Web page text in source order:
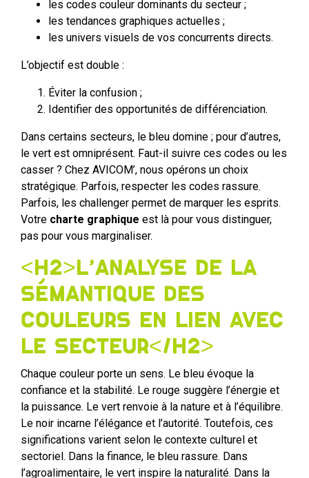
les codes couleur dominants du secteur ;
les tendances graphiques actuelles ;
les univers visuels de vos concurrents directs.
L’objectif est double :
Éviter la confusion ;
Identifier des opportunités de différenciation.
Dans certains secteurs, le bleu domine ; pour d’autres,
le vert est omniprésent. Faut-il suivre ces codes ou les
casser ? Chez AVICOM’, nous opérons un choix
stratégique. Parfois, respecter les codes rassure.
Parfois, les challenger permet de marquer les esprits.
Votre charte graphique est là pour vous distinguer,
pas pour vous marginaliser.
<h2>L’analyse de la
sémantique des
couleurs en lien avec
le secteur</h2>
Chaque couleur porte un sens. Le bleu évoque la
confiance et la stabilité. Le rouge suggère l’énergie et
la puissance. Le vert renvoie à la nature et à l’équilibre.
Le noir incarne l’élégance et l’autorité. Toutefois, ces
significations varient selon le contexte culturel et
sectoriel. Dans la finance, le bleu rassure. Dans
l’agroalimentaire, le vert inspire la naturalité. Dans la